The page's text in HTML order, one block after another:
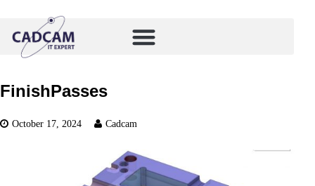
FinishPasses
October 17, 2024 Cadcam